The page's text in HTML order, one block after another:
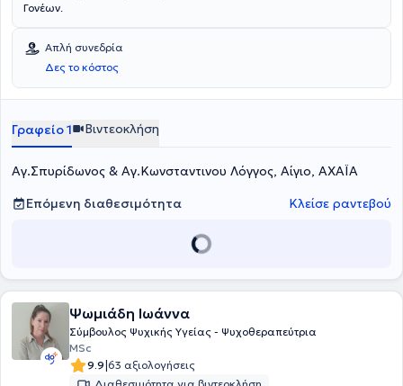
Γονέων.
Απλή συνεδρία
Δες το κόστος
Γραφείο 1 Βιντεοκλήση
Αγ.Σπυρίδωνος & Αγ.Κωνσταντινου Λόγγος, Αίγιο, ΑΧΑΪΑ
Επόμενη διαθεσιμότητα
Κλείσε ραντεβού
Ψωμιάδη Ιωάννα
Σύμβουλος Ψυχικής Υγείας - Ψυχοθεραπεύτρια
MSc
9.9|63 αξιολογήσεις